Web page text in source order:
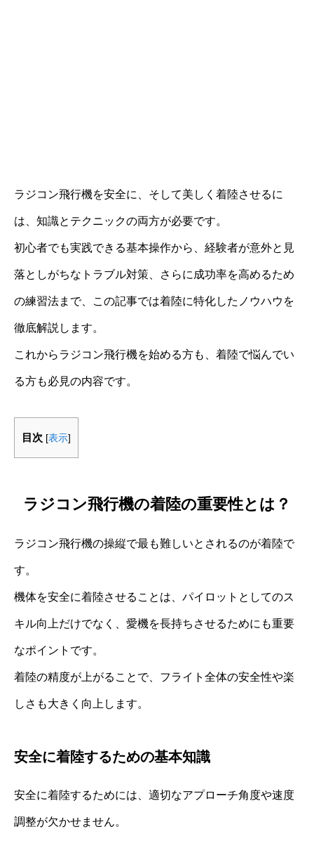
ラジコン飛行機を安全に、そして美しく着陸させるに
は、知識とテクニックの両方が必要です。
初心者でも実践できる基本操作から、経験者が意外と見
落としがちなトラブル対策、さらに成功率を高めるため
の練習法まで、この記事では着陸に特化したノウハウを
徹底解説します。
これからラジコン飛行機を始める方も、着陸で悩んでい
る方も必見の内容です。
目次 [表示]
ラジコン飛行機の着陸の重要性とは？
ラジコン飛行機の操縦で最も難しいとされるのが着陸で
す。
機体を安全に着陸させることは、パイロットとしてのス
キル向上だけでなく、愛機を長持ちさせるためにも重要
なポイントです。
着陸の精度が上がることで、フライト全体の安全性や楽
しさも大きく向上します。
安全に着陸するための基本知識
安全に着陸するためには、適切なアプローチ角度や速度
調整が欠かせません。